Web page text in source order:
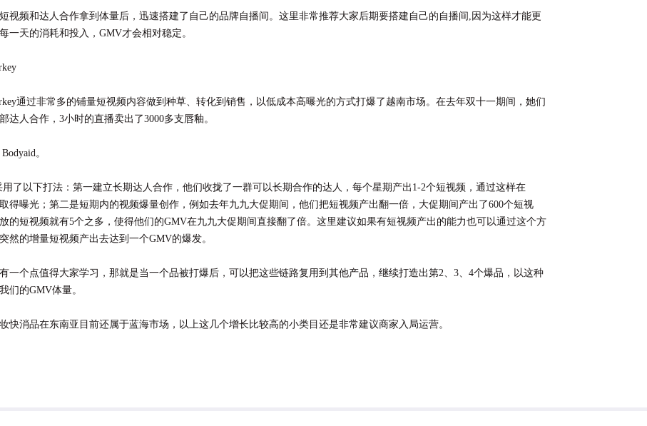
视频和达人合作拿到体量后，迅速搭建了自己的品牌自播间。这里非常推荐大家后期要搭建自己的自播间,因为这样才能更
一天的消耗和投入，GMV才会相对稳定。
通过非常多的铺量短视频内容做到种草、转化到销售，以低成本高曝光的方式打爆了越南市场。在去年双十一期间，她们
达人合作，3小时的直播卖出了3000多支唇釉。
。
用了以下打法：第一建立长期达人合作，他们收拢了一群可以长期合作的达人，每个星期产出1-2个短视频，通过这样在
得曝光；第二是短期内的视频爆量创作，例如去年九九大促期间，他们把短视频产出翻一倍，大促期间产出了600个短视
的短视频就有5个之多，使得他们的GMV在九九大促期间直接翻了倍。这里建议如果有短视频产出的能力也可以通过这个方
然的增量短视频产出去达到一个GMV的爆发。
一个点值得大家学习，那就是当一个品被打爆后，可以把这些链路复用到其他产品，继续打造出第2、3、4个爆品，以这种
们的GMV体量。
快消品在东南亚目前还属于蓝海市场，以上这几个增长比较高的小类目还是非常建议商家入局运营。